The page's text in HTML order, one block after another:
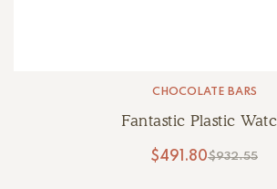
CHOCOLATE BARS
Fantastic Plastic
$932.55
$491.80